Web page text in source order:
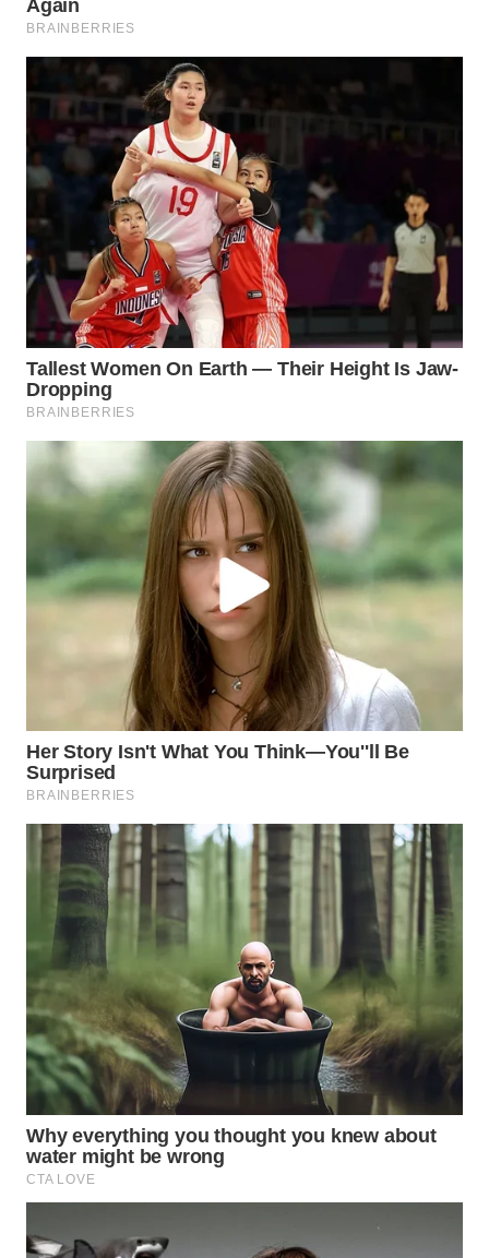
WN
KARO
SIMALUNGUN
LABUHANBATU
WN
TAPANULI
TENGAH
WN DELI
SERDANG
TEBING
TINGGI
WN
PAKPAK
WN
BEKASI
BOGOR
WN
DEPOK
WN
TAPANULI
UTARA
WN
SAMOSIR
WN
PADANG
LAWAS